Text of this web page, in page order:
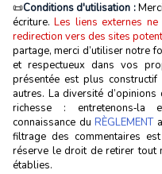
📜Conditions d'utilisation :
écriture.Les liens externes
redirection vers des sites
partage, merci d’utiliser notre
et respectueux dans vos
présentée est plus
autres. La diversité
richesse : entretenons‑la
connaissance du RÈGLEMENT
filtrage des commentaires
réserve le droit de retirer tout
établies.